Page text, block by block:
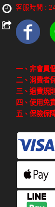
客服時間 :
一、非會員
二、消費者
三、退費規
四、使用免
五、保險保